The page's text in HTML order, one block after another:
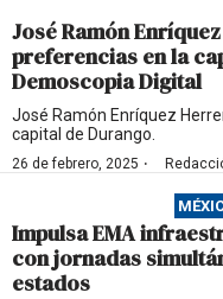
José Ramón
preferencias en la
Demoscopia Digital
José Ramón Enríquez
capital de Durango.
26 de febrero, 2025 ·
Impulsa EMA
con jornadas
estados